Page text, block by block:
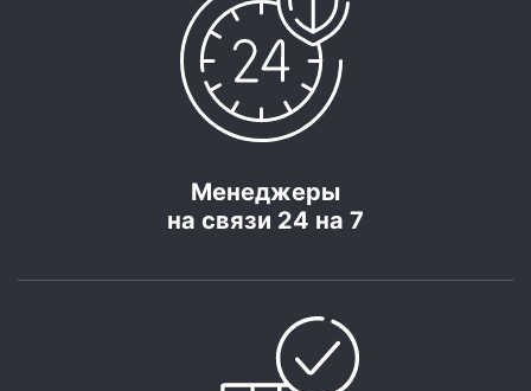
Менеджеры
на связи 24 на 7